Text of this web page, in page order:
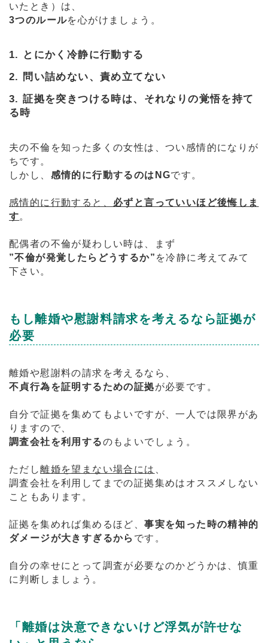
いたとき）は、
3つのルールを心がけましょう。
1. とにかく冷静に行動する
2. 問い詰めない、責め立てない
3. 証拠を突きつける時は、それなりの覚悟を持て
る時
夫の不倫を知った多くの女性は、つい感情的になりが
ちです。
しかし、 感情的に行動するのはNGです。
感情的に行動すると、 必ずと言っていいほど後悔しま
す。
配偶者の不倫が疑わしい時は、まず
”不倫が発覚したらどうするか” を冷静に考えてみて
下さい。
もし離婚や慰謝料請求を考えるなら証拠が
必要
離婚や慰謝料の請求を考えるなら、
不貞行為を証明するための証拠が必要です。
自分で証拠を集めてもよいですが、一人では限界があ
りますので、
調査会社を利用するのもよいでしょう。
ただし離婚を望まない場合には
調査会社を利用してまでの証拠集めはオススメしない
こともあります。
証拠を集めれば集めるほど、事実を知った時の精神的
ダメージが大きすぎるから です。
自分の幸せにとって調査が必要なのかどうかは、慎重
に判断しましょう。
「離婚は決意できないけど浮気が許せな